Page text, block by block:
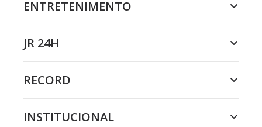
ENTRETENIMENTO
JR 24H
RECORD
INSTITUCIONAL